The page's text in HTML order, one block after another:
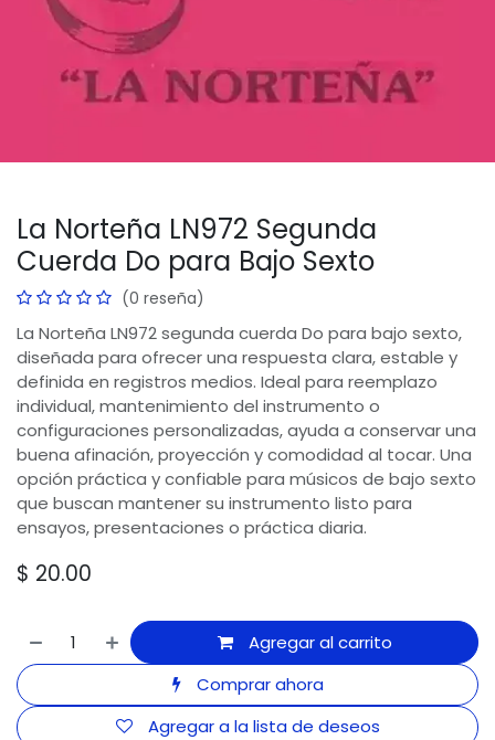
La Norteña LN972 Segunda
Cuerda Do para Bajo Sexto
(0 reseña)
La Norteña LN972 segunda cuerda Do para bajo sexto,
diseñada para ofrecer una respuesta clara, estable y
definida en registros medios. Ideal para reemplazo
individual, mantenimiento del instrumento o
configuraciones personalizadas, ayuda a conservar una
buena afinación, proyección y comodidad al tocar. Una
opción práctica y confiable para músicos de bajo sexto
que buscan mantener su instrumento listo para
ensayos, presentaciones o práctica diaria.
$ 20.00
Agregar al carrito
Comprar ahora
Agregar a la lista de deseos